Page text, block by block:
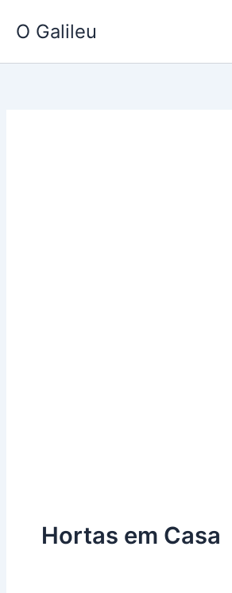
para
conteúdo
O Galileu
Hortas em Casa